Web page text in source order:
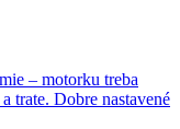
– motorku treba
trate. Dobre nastavené